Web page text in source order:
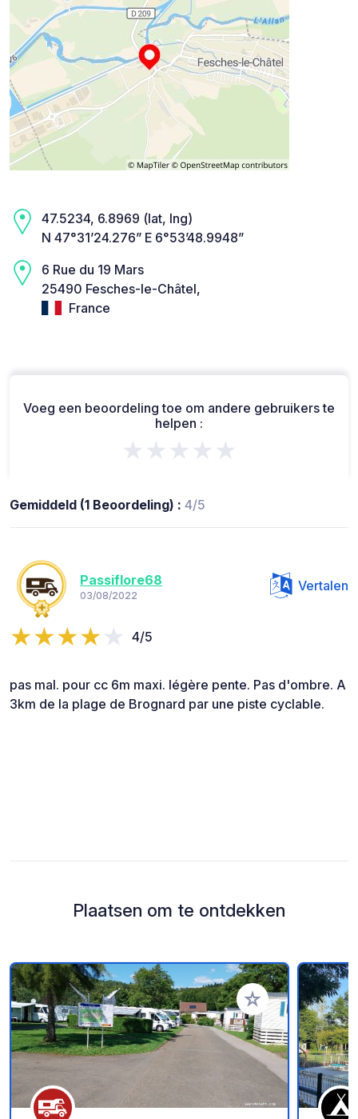
47.5234, 6.8969 (lat, lng)
N 47°31’24.276” E 6°53’48.9948”
6 Rue du 19 Mars
25490 Fesches-le-Châtel,
France
Voeg een beoordeling toe om andere gebruikers te
helpen :
★★★★★
Gemiddeld (1 Beoordeling) : 4/5
Passiflore68
03/08/2022
Vertalen
4/5
pas mal. pour cc 6m maxi. légère pente. Pas d'ombre. A
3km de la plage de Brognard par une piste cyclable.
Plaatsen om te ontdekken
Voeg toe aan je